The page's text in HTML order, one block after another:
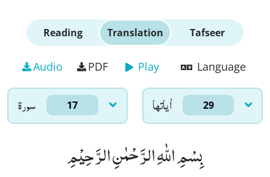
Reading Translation Tafseer
Audio PDF Play Language
سورۃ 17 اٰياتها 29
بِسْمِ اللّٰهِ الرَّحْمٰنِ الرَّحِیْمِ